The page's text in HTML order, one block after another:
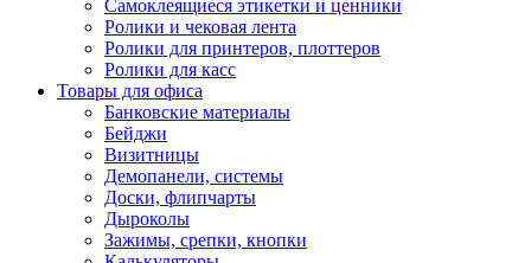
Самоклеящиеся этикетки и ценники
Ролики и чековая лента
Ролики для принтеров, плоттеров
Ролики для касс
Товары для офиса
Банковские материалы
Бейджи
Визитницы
Демопанели, системы
Доски, флипчарты
Дыроколы
Зажимы, срепки, кнопки